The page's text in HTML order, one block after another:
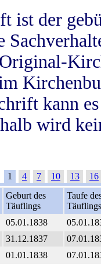
ist der
kann
wird
1 4 7 10 13
16
Geburt des
Täuflings
Taufe
Täuflings
05.01.1838
31.12.1837
01.01.1838